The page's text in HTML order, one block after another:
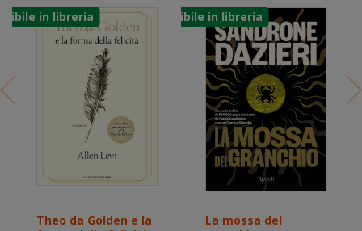
Theo da Golden e la
La mossa del